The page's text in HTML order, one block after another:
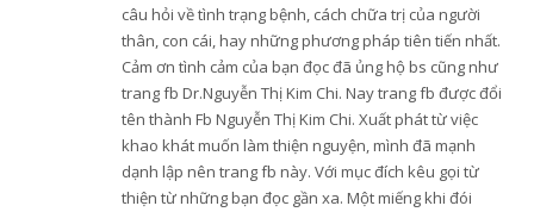
câu hỏi về tình trạng bệnh, cách chữa trị của người
thân, con cái, hay những phương pháp tiên tiến nhất.
Cảm ơn tình cảm của bạn đọc đã ủng hộ bs cũng như
trang fb Dr.Nguyễn Thị Kim Chi. Nay trang fb được đổi
tên thành Fb Nguyễn Thị Kim Chi. Xuất phát từ việc
khao khát muốn làm thiện nguyện, mình đã mạnh
dạnh lập nên trang fb này. Với mục đích kêu gọi từ
thiện từ những bạn đọc gần xa. Một miếng khi đói